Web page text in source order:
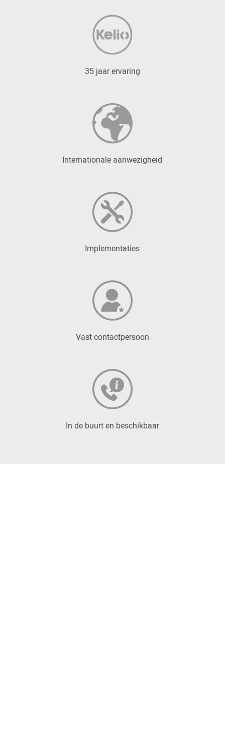
35 jaar ervaring
Internationale aanwezigheid
Implementaties
Vast contactpersoon
In de buurt en beschikbaar